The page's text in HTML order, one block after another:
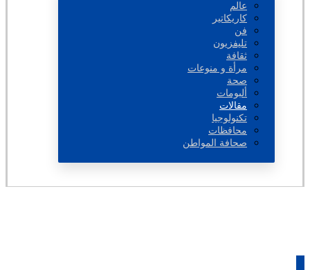
عالم
كاريكاتير
فن
تليفزيون
ثقافة
مرأة و منوعات
صحة
ألبومات
مقالات
تكنولوجيا
محافظات
صحافة المواطن